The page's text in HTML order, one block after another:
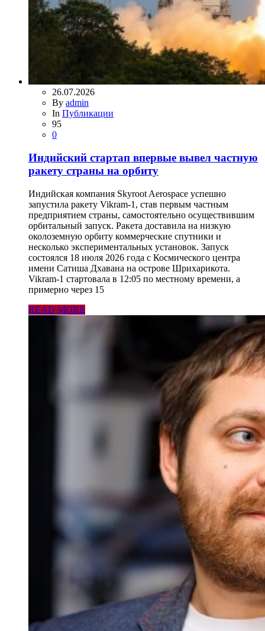
26.07.2026
By admin
In Публикации
95
0
Индийский стартап впервые вывел частную
ракету страны на орбиту
Индийская компания Skyroot Aerospace успешно
запустила ракету Vikram-1, став первым частным
предприятием страны, самостоятельно осуществившим
орбитальный запуск. Ракета доставила на низкую
околоземную орбиту коммерческие спутники и
несколько экспериментальных установок. Запуск
состоялся 18 июля 2026 года с Космического центра
имени Сатиша Дхавана на острове Шрихарикота.
Vikram-1 стартовала в 12:05 по местному времени, а
примерно через 15
READ MORE